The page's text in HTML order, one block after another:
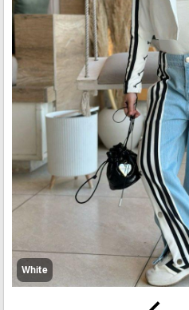
White